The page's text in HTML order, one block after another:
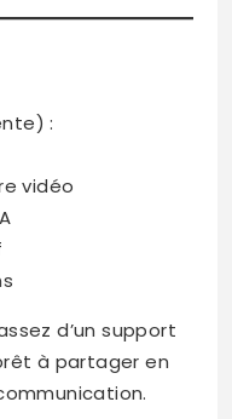
:
vidéo
d’un support
à partager en